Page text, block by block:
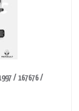
1997 / 167676 /